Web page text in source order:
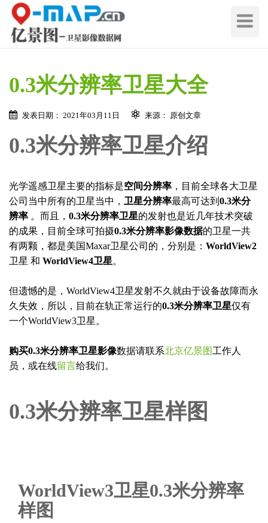
切
导
0.3米分辨率卫星大全
发表日期： 2021年03月11日 来源： 原创文章
0.3米分辨率卫星介绍
光学遥感卫星主要的指标是空间分辨率 ，目前全球各大卫星
公司当中所有的卫星当中， 卫星分辨率最高可达到 0.3米分
辨率 。而且， 0.3米分辨率卫星的发射也是近几年技术突破
的成果，目前全球可拍摄0.3米分辨率影像数据的卫星一共
有两颗，都是美国Maxar卫星公司的，分别是： WorldView2
卫星 和 WorldView4卫星。
但遗憾的是，WorldView4卫星发射不久就由于设备故障而永
久失效，所以，目前在轨正常运行的0.3米分辨率卫星仅有
一个WorldView3卫星。
购买0.3米分辨率卫星影像数据请联系北京亿景图 工作人
员，或在线留言给我们。
0.3米分辨率卫星样图
WorldView3卫星0.3米分辨率
样图